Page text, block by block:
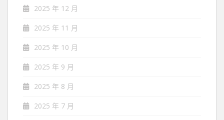
2025 年 12 月
2025 年 11 月
2025 年 10 月
2025 年 9 月
2025 年 8 月
2025 年 7 月